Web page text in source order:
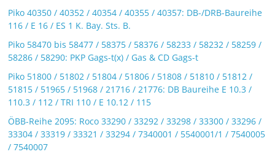
Piko 40350 / 40352 / 40354 / 40355 / 40357: DB-/DRB-Baureihe
116 / E 16 / ES 1 K. Bay. Sts. B.
Piko 58470 bis 58477 / 58375 / 58376 / 58233 / 58232 / 58259 /
58286 / 58290: PKP Gags-t(x) / Gas & CD Gags-t
Piko 51800 / 51802 / 51804 / 51806 / 51808 / 51810 / 51812 /
51815 / 51965 / 51968 / 21716 / 21776: DB Baureihe E 10.3 /
110.3 / 112 / TRI 110 / E 10.12 / 115
ÖBB-Reihe 2095: Roco 33290 / 33292 / 33298 / 33300 / 33296 /
33304 / 33319 / 33321 / 33294 / 7340001 / 5540001/1 / 7540005
/ 7540007